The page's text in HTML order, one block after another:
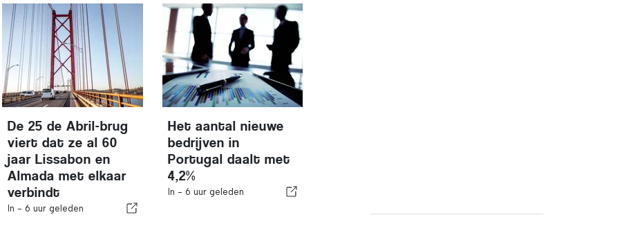
De 25 de Abril-brug
viert dat ze al 60
jaar Lissabon en
Almada met elkaar
verbindt
In - 6 uur geleden
Het aantal nieuwe
bedrijven in
Portugal daalt met
4,2%
In - 6 uur geleden